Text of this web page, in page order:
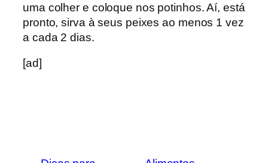
uma colher e coloque nos potinhos. Aí, está
pronto, sirva à seus peixes ao menos 1 vez
a cada 2 dias.
[ad]